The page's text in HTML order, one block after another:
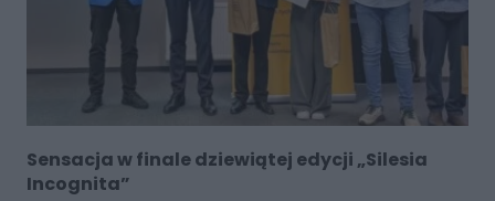
Sensacja w finale dziewiątej edycji „Silesia
Incognita”